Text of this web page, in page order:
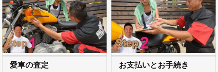
愛車の査定 お支払いとお手続き